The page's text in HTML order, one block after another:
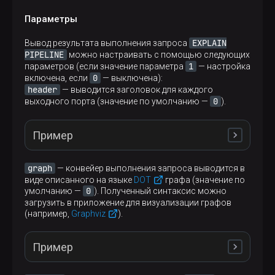
        {
          "Plans": [
            {
              "Node Type": "Expression",
"Description": "Before GROUP
              "Plans": [
                {
"Node Type":
              ]
            }
          ]
        }
      ]
    }
  }
]
Параметры
Вывод результата выполнения запроса
EXPLAIN
PIPELINE можно настраивать с помощью следующих
параметров (если значение параметра
1 — настройка
включена, если
0 — выключена):
header — выводится заголовок для каждого
выходного порта (значение по умолчанию —
0 ).
Пример
EXPLAIN PIPELINE header = 1
SELECT sum(number) AS test_sums FROM numbers(
│ (Expression)
│ ExpressionTransform × 8
graph — конвейер выполнения запроса выводится в
виде описанного на языке DOT
графа (значение по
умолчанию —
0 ). Полученный синтаксис можно
загрузить в приложение для визуализации графов
(например, Graphviz ).
Пример